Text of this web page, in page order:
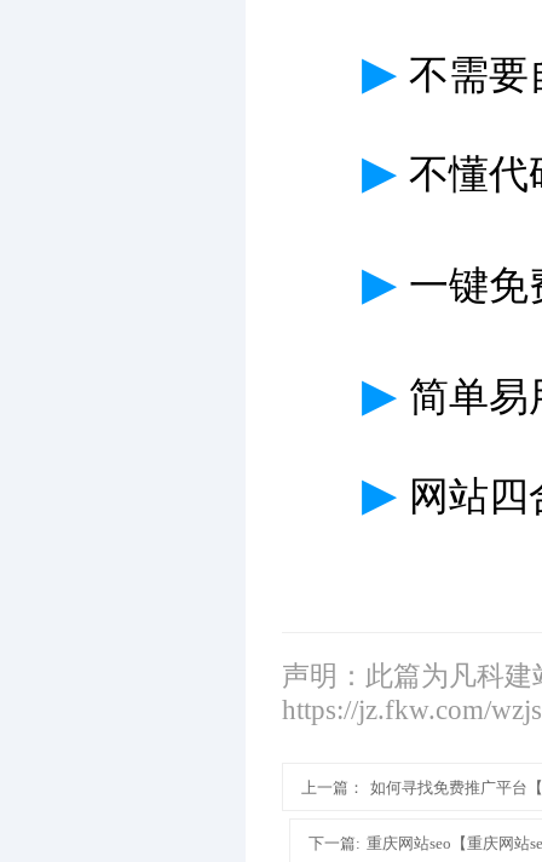
▶ 不需要
▶ 不懂代
▶ 一键免
▶ 简单易
▶ 网站四
声明：此篇为凡科
https://jz.fkw.com/
上一篇： 如何寻找免费推广平台
下一篇: 重庆网站seo【重庆网站